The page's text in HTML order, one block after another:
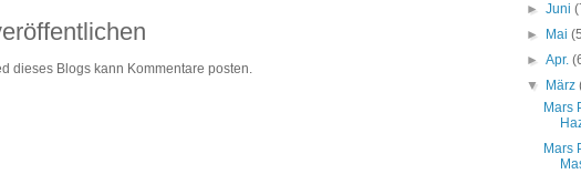
dieses Blogs kann Kommentare posten.
►Juni
►
Mai
►Apr.
▼
März
Mars
Mars